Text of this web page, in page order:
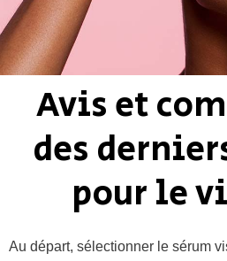
Avis et
des
pour le
Au départ, sélectionner le sérum